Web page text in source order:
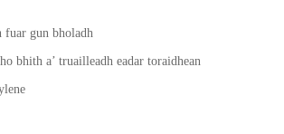
gun bholadh
bhith a’ truailleadh eadar toraidhean